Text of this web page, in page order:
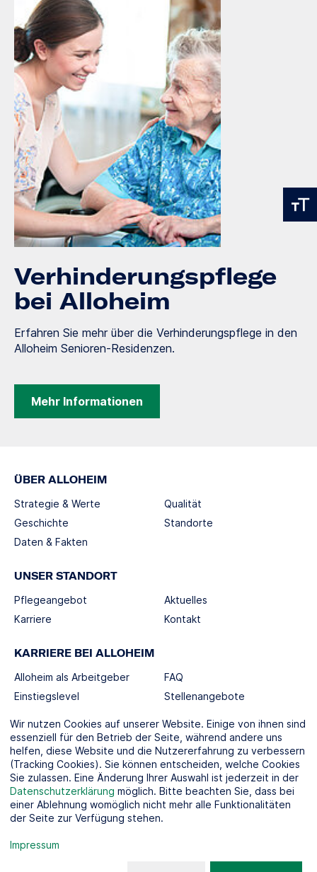
Verhinderungspflege
bei Alloheim
Erfahren Sie mehr über die Verhinderungspflege in den
Alloheim Senioren-Residenzen.
Mehr Informationen
ÜBER ALLOHEIM
Strategie & Werte
Geschichte
Daten & Fakten
Qualität
Standorte
UNSER STANDORT
Pflegeangebot
Karriere
Aktuelles
Kontakt
KARRIERE BEI ALLOHEIM
Alloheim als Arbeitgeber
Einstiegslevel
FAQ
Stellenangebote
SOCIAL MEDIA
KOOPERATIONSPARTNER
Wir nutzen Cookies auf unserer Website. Einige von ihnen sind
essenziell für den Betrieb der Seite, während andere uns
helfen, diese Website und die Nutzererfahrung zu verbessern
(Tracking Cookies). Sie können entscheiden, welche Cookies
Sie zulassen. Eine Änderung Ihrer Auswahl ist jederzeit in der
Datenschutzerklärung möglich. Bitte beachten Sie, dass bei
einer Ablehnung womöglich nicht mehr alle Funktionalitäten
der Seite zur Verfügung stehen.
Impressum